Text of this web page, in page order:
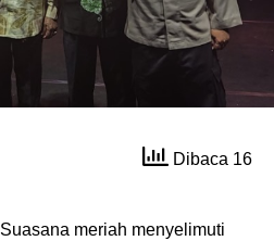
Dibaca 16
Suasana meriah menyelimuti